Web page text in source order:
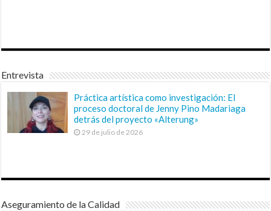
Entrevista
Práctica artística como investigación: El
proceso doctoral de Jenny Pino Madariaga
detrás del proyecto «Alterung»
29 de julio de 2026
Aseguramiento de la Calidad